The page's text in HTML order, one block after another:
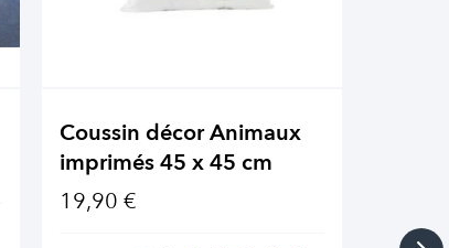
Coussin décor Animaux
imprimés 45 x 45 cm
19,90 €